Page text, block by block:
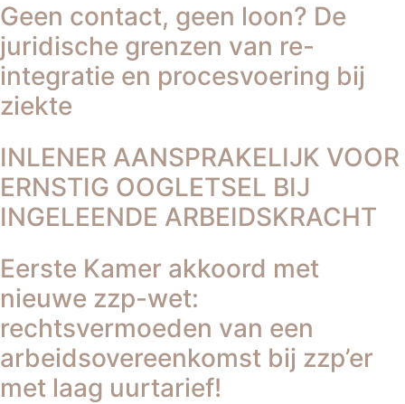
Geen contact, geen loon? De
juridische grenzen van re-
integratie en procesvoering bij
ziekte
INLENER AANSPRAKELIJK VOOR
ERNSTIG OOGLETSEL BIJ
INGELEENDE ARBEIDSKRACHT
Eerste Kamer akkoord met
nieuwe zzp-wet:
rechtsvermoeden van een
arbeidsovereenkomst bij zzp’er
met laag uurtarief!